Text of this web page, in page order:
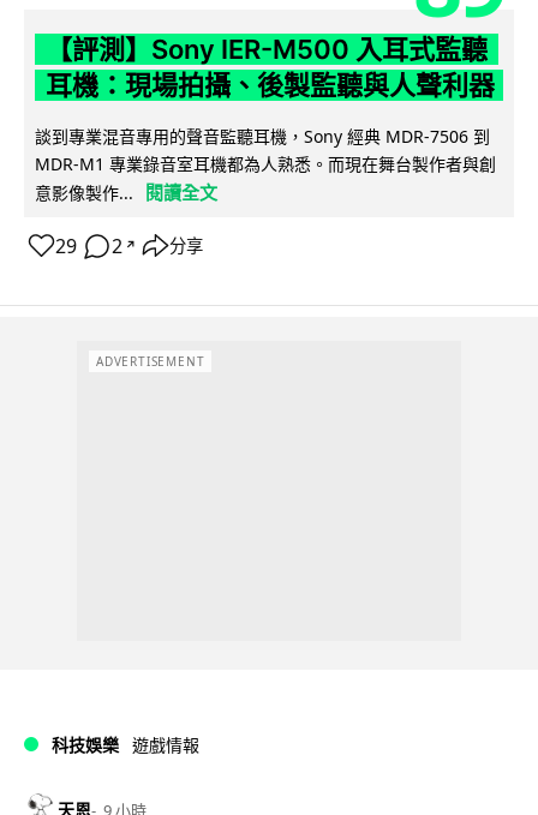
【評測】Sony IER-M500 入耳式監聽
耳機：現場拍攝、後製監聽與人聲利器
談到專業混音專用的聲音監聽耳機，Sony 經典 MDR-7506 到
MDR-M1 專業錄音室耳機都為人熟悉。而現在舞台製作者與創
意影像製作...
閱讀全文
29 2 ↗ 分享
ADVERTISEMENT
科技娛樂 遊戲情報
天恩 9 小時